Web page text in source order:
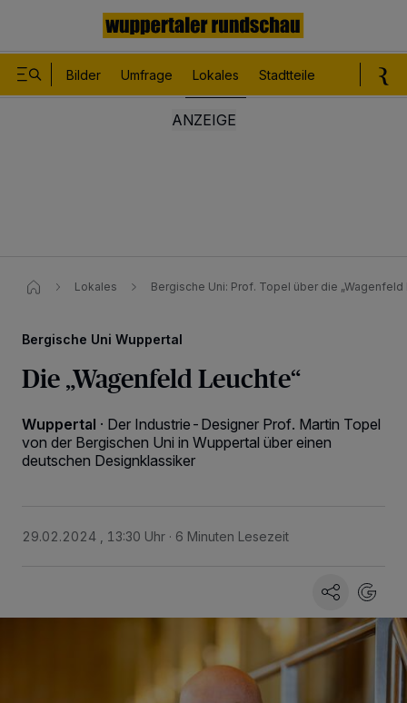
Bilder Umfrage Lokales Stadtteile
Lokales Bergische Uni: Prof. Topel über die „Wagenfeld
Bergische Uni Wuppertal
Die „Wagenfeld Leuchte“
Wuppertal · Der Industrie-Designer Prof. Martin Topel
von der Bergischen Uni in Wuppertal über einen
deutschen Designklassiker
29.02.2024 , 13:30 Uhr 6 Minuten Lesezeit